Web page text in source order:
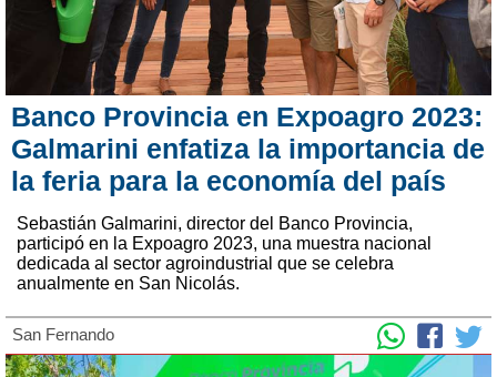
Banco Provincia en Expoagro 2023:
Galmarini enfatiza la importancia de
la feria para la economía del país
Sebastián Galmarini, director del Banco Provincia,
participó en la Expoagro 2023, una muestra nacional
dedicada al sector agroindustrial que se celebra
anualmente en San Nicolás.
San Fernando